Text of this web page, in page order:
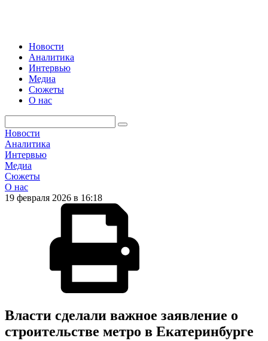
Новости
Аналитика
Интервью
Медиа
Сюжеты
О нас
Новости
Аналитика
Интервью
Медиа
Сюжеты
О нас
19 февраля 2026 в 16:18
Власти сделали важное заявление о
строительстве метро в Екатеринбурге